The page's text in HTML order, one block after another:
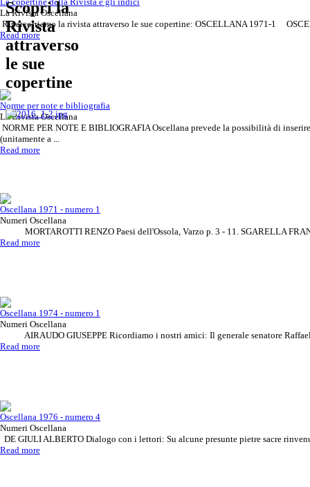
Scopri la
Rivista
attraverso
le sue
copertine
La Rivista Oscellana
Ripercorriamo la rivista attraverso le sue copertine: OSCELLANA 1971-1
Read more
Norme per note e bibliografia
La Rivista Oscellana
NORME PER NOTE E BIBLIOGRAFIA Oscellana prevede la possibilità di
(unitamente a ...
Read more
Oscellana 1971 - numero 1
Numeri Oscellana
MORTAROTTI RENZO Paesi dell'Ossola, Varzo p. 3 - 11. SGARELLA
Read more
Oscellana 1974 - numero 1
Numeri Oscellana
AIRAUDO GIUSEPPE Ricordiamo i nostri amici: Il generale senatore
Read more
Oscellana 1976 - numero 4
Numeri Oscellana
DE GIULI ALBERTO Dialogo con i lettori: Su alcune presunte pietre sacre
Read more